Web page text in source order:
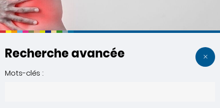
Recherche avancée
Mots-clés :